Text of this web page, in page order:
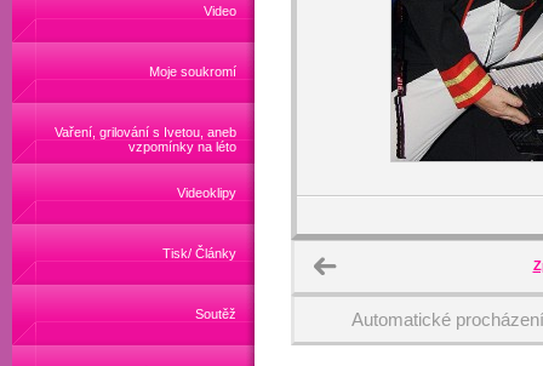
Video
Moje soukromí
Vaření, grilování s Ivetou, aneb
vzpomínky na léto
Videoklipy
Tisk/ Články
Soutěž Automatické